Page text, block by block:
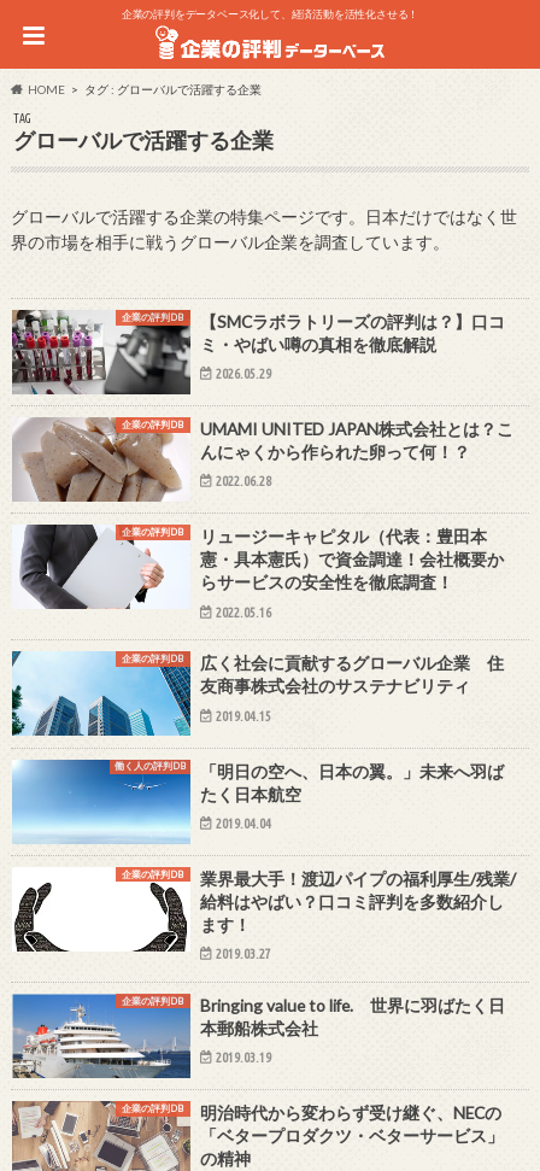
企業の評判をデータベース化して、経済活動を活性化させる！
HOME タグ : グローバルで活躍する企業
TAG
グローバルで活躍する企業
グローバルで活躍する企業の特集ページです。日本だけではなく世
界の市場を相手に戦うグローバル企業を調査しています。
企業の評判DB
【SMCラボラトリーズの評判は？】口コ
ミ・やばい噂の真相を徹底解説
2026.05.29
企業の評判DB
UMAMI UNITED JAPAN株式会社とは？こ
んにゃくから作られた卵って何！？
2022.06.28
企業の評判DB
リュージーキャピタル（代表：豊田本
憲・具本憲氏）で資金調達！会社概要か
らサービスの安全性を徹底調査！
2022.05.16
企業の評判DB
広く社会に貢献するグローバル企業 住
友商事株式会社のサステナビリティ
2019.04.15
働く人の評判DB
「明日の空へ、日本の翼。」未来へ羽ば
たく日本航空
2019.04.04
企業の評判DB
業界最大手！渡辺パイプの福利厚生/残業/
給料はやばい？口コミ評判を多数紹介し
ます！
2019.03.27
企業の評判DB
Bringing value to life. 世界に羽ばたく日
本郵船株式会社
2019.03.19
企業の評判DB
明治時代から変わらず受け継ぐ、NECの
「ベタープロダクツ・ベターサービス」
の精神